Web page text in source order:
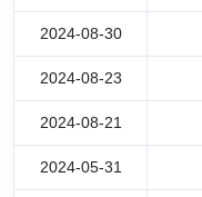
2024-08-30
2024-08-23
2024-08-21
2024-05-31